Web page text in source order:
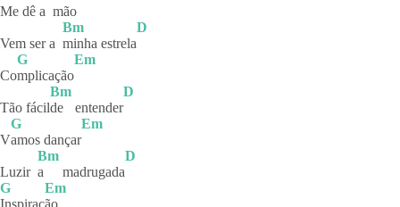
Me dê a mão
Vem ser a
Bm
minha estrela
D
Co
G
mplicação
Em
Tão fácil
Bm
de
entender
D
V
G
amos dançar
Em
Luzir
Bm
a
madrugada
D
G
Em